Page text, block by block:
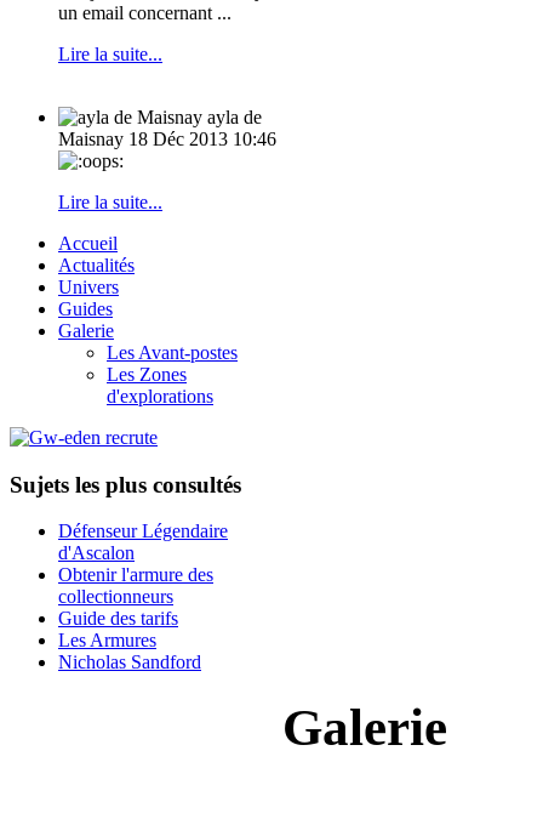
un email concernant ...
Lire la suite...
ayla de
Maisnay 18 Déc 2013 10:46
Lire la suite...
Accueil
Actualités
Univers
Guides
Galerie
Les Avant-postes
Les Zones
d'explorations
Sujets les plus consultés
Défenseur Légendaire
d'Ascalon
Obtenir l'armure des
collectionneurs
Guide des tarifs
Les Armures
Nicholas Sandford
Galerie